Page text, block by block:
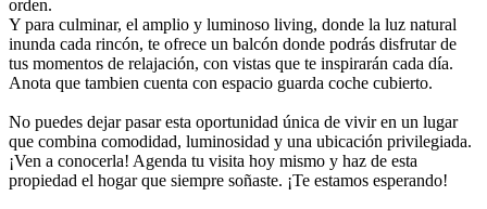
orden.
Y para culminar, el amplio y luminoso living, donde la luz natural
inunda cada rincón, te ofrece un balcón donde podrás disfrutar de
tus momentos de relajación, con vistas que te inspirarán cada día.
Anota que tambien cuenta con espacio guarda coche cubierto.
No puedes dejar pasar esta oportunidad única de vivir en un lugar
que combina comodidad, luminosidad y una ubicación privilegiada.
¡Ven a conocerla! Agenda tu visita hoy mismo y haz de esta
propiedad el hogar que siempre soñaste. ¡Te estamos esperando!